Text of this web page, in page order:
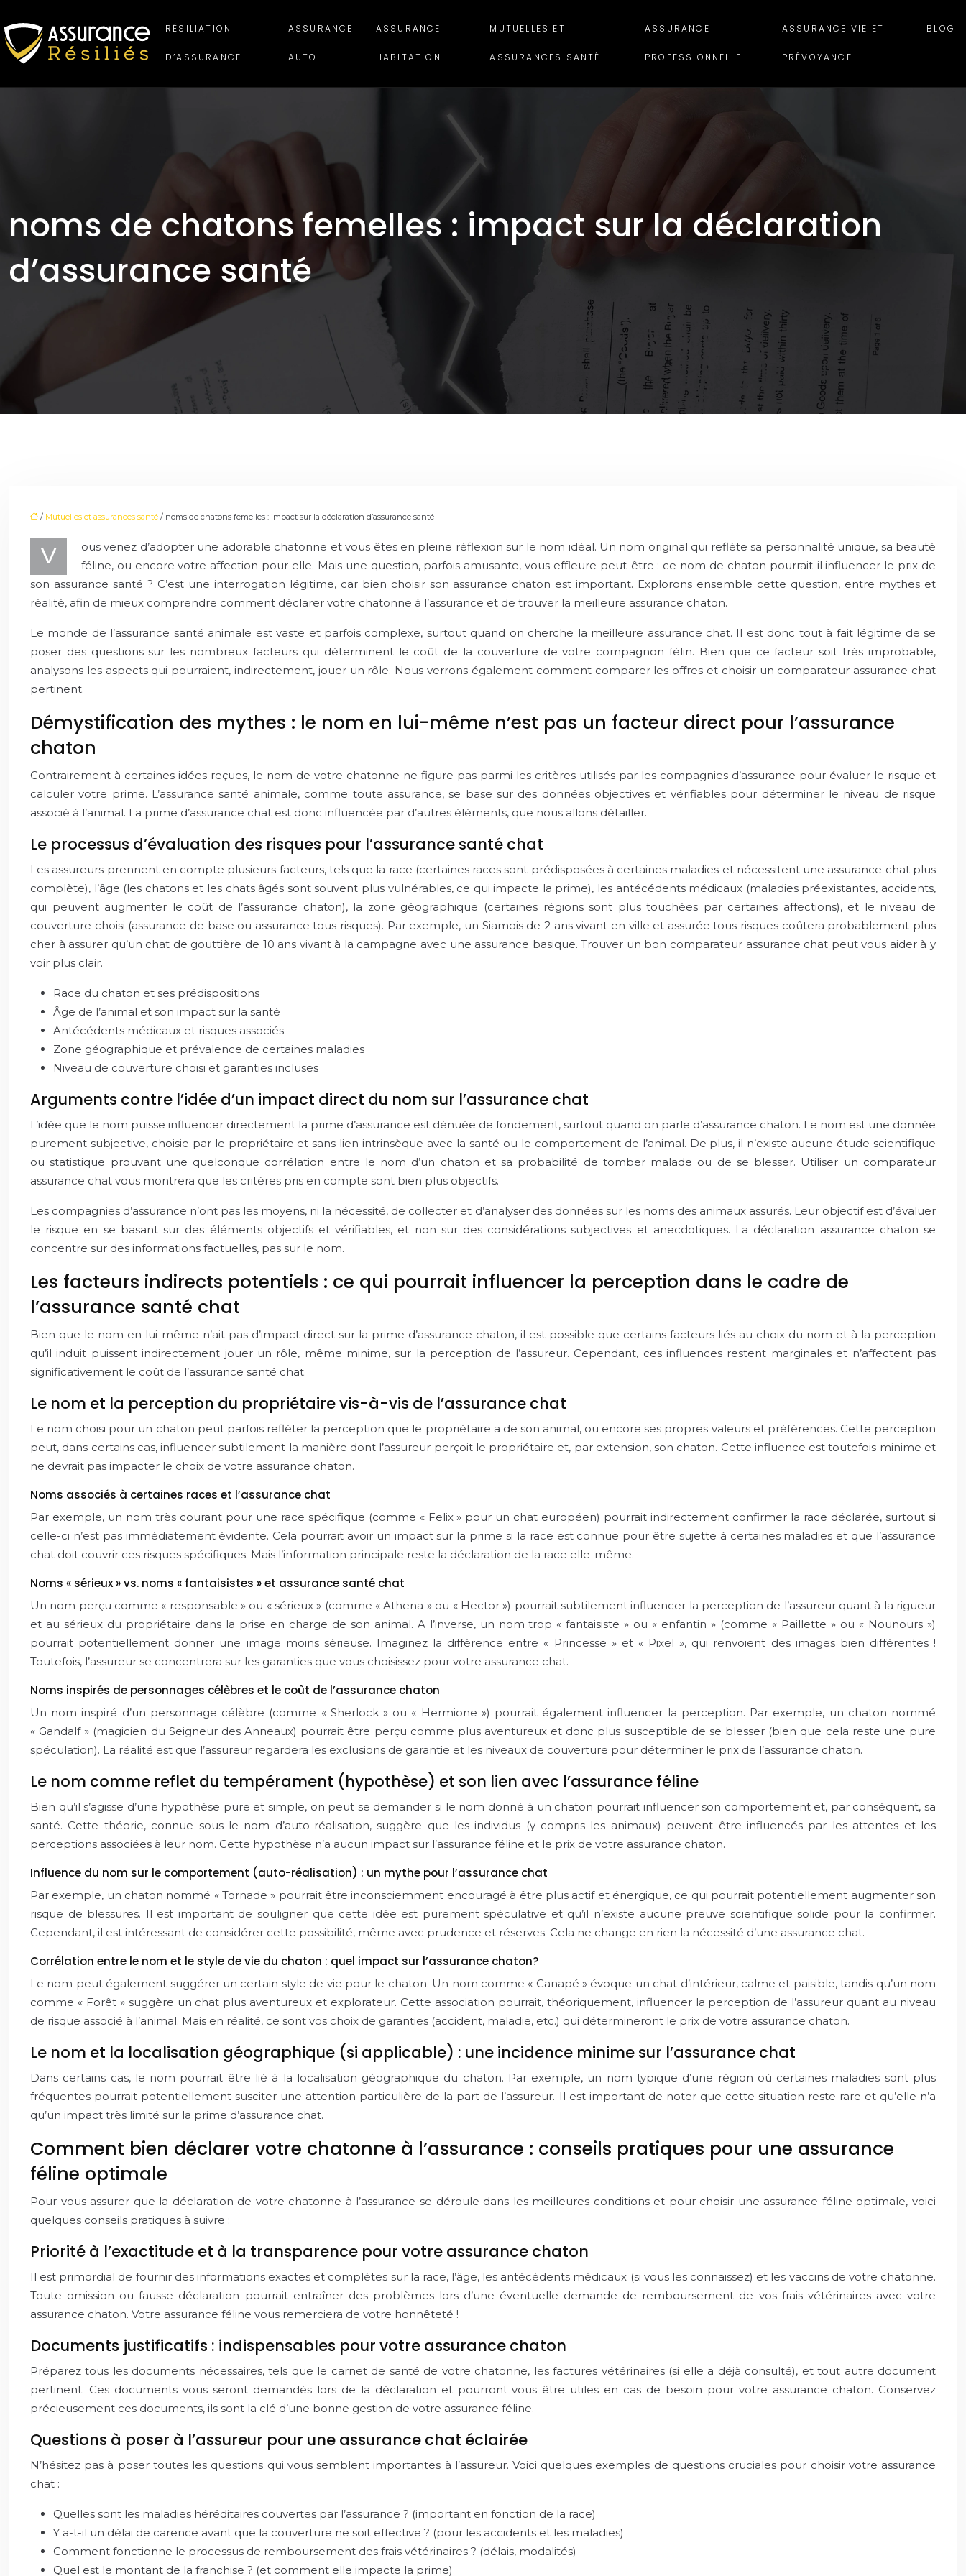
RÉSILIATION
D’ASSURANCE
ASSURANCE
AUTO
ASSURANCE
HABITATION
MUTUELLES ET
ASSURANCES SANTÉ
ASSURANCE
PROFESSIONNELLE
ASSURANCE VIE ET
PRÉVOYANCE
BLOG
noms de chatons femelles : impact sur la déclaration
d’assurance santé
/ Mutuelles et assurances santé / noms de chatons femelles : impact sur la déclaration d’assurance santé
V
ous venez d’adopter une adorable chatonne et vous êtes en pleine réflexion sur le nom idéal. Un nom original qui reflète sa personnalité unique, sa beauté
féline, ou encore votre affection pour elle. Mais une question, parfois amusante, vous effleure peut-être : ce nom de chaton pourrait-il influencer le prix de
son assurance santé ? C’est une interrogation légitime, car bien choisir son assurance chaton est important. Explorons ensemble cette question, entre mythes et
réalité, afin de mieux comprendre comment déclarer votre chatonne à l’assurance et de trouver la meilleure assurance chaton.
Le monde de l’assurance santé animale est vaste et parfois complexe, surtout quand on cherche la meilleure assurance chat. Il est donc tout à fait légitime de se
poser des questions sur les nombreux facteurs qui déterminent le coût de la couverture de votre compagnon félin. Bien que ce facteur soit très improbable,
analysons les aspects qui pourraient, indirectement, jouer un rôle. Nous verrons également comment comparer les offres et choisir un comparateur assurance chat
pertinent.
Démystification des mythes : le nom en lui-même n’est pas un facteur direct pour l’assurance
chaton
Contrairement à certaines idées reçues, le nom de votre chatonne ne figure pas parmi les critères utilisés par les compagnies d’assurance pour évaluer le risque et
calculer votre prime. L’assurance santé animale, comme toute assurance, se base sur des données objectives et vérifiables pour déterminer le niveau de risque
associé à l’animal. La prime d’assurance chat est donc influencée par d’autres éléments, que nous allons détailler.
Le processus d’évaluation des risques pour l’assurance santé chat
Les assureurs prennent en compte plusieurs facteurs, tels que la race (certaines races sont prédisposées à certaines maladies et nécessitent une assurance chat plus
complète), l’âge (les chatons et les chats âgés sont souvent plus vulnérables, ce qui impacte la prime), les antécédents médicaux (maladies préexistantes, accidents,
qui peuvent augmenter le coût de l’assurance chaton), la zone géographique (certaines régions sont plus touchées par certaines affections), et le niveau de
couverture choisi (assurance de base ou assurance tous risques). Par exemple, un Siamois de 2 ans vivant en ville et assurée tous risques coûtera probablement plus
cher à assurer qu’un chat de gouttière de 10 ans vivant à la campagne avec une assurance basique. Trouver un bon comparateur assurance chat peut vous aider à y
voir plus clair.
Race du chaton et ses prédispositions
Âge de l’animal et son impact sur la santé
Antécédents médicaux et risques associés
Zone géographique et prévalence de certaines maladies
Niveau de couverture choisi et garanties incluses
Arguments contre l’idée d’un impact direct du nom sur l’assurance chat
L’idée que le nom puisse influencer directement la prime d’assurance est dénuée de fondement, surtout quand on parle d’assurance chaton. Le nom est une donnée
purement subjective, choisie par le propriétaire et sans lien intrinsèque avec la santé ou le comportement de l’animal. De plus, il n’existe aucune étude scientifique
ou statistique prouvant une quelconque corrélation entre le nom d’un chaton et sa probabilité de tomber malade ou de se blesser. Utiliser un comparateur
assurance chat vous montrera que les critères pris en compte sont bien plus objectifs.
Les compagnies d’assurance n’ont pas les moyens, ni la nécessité, de collecter et d’analyser des données sur les noms des animaux assurés. Leur objectif est d’évaluer
le risque en se basant sur des éléments objectifs et vérifiables, et non sur des considérations subjectives et anecdotiques. La déclaration assurance chaton se
concentre sur des informations factuelles, pas sur le nom.
Les facteurs indirects potentiels : ce qui pourrait influencer la perception dans le cadre de
l’assurance santé chat
Bien que le nom en lui-même n’ait pas d’impact direct sur la prime d’assurance chaton, il est possible que certains facteurs liés au choix du nom et à la perception
qu’il induit puissent indirectement jouer un rôle, même minime, sur la perception de l’assureur. Cependant, ces influences restent marginales et n’affectent pas
significativement le coût de l’assurance santé chat.
Le nom et la perception du propriétaire vis-à-vis de l’assurance chat
Le nom choisi pour un chaton peut parfois refléter la perception que le propriétaire a de son animal, ou encore ses propres valeurs et préférences. Cette perception
peut, dans certains cas, influencer subtilement la manière dont l’assureur perçoit le propriétaire et, par extension, son chaton. Cette influence est toutefois minime et
ne devrait pas impacter le choix de votre assurance chaton.
Noms associés à certaines races et l’assurance chat
Par exemple, un nom très courant pour une race spécifique (comme « Felix » pour un chat européen) pourrait indirectement confirmer la race déclarée, surtout si
celle-ci n’est pas immédiatement évidente. Cela pourrait avoir un impact sur la prime si la race est connue pour être sujette à certaines maladies et que l’assurance
chat doit couvrir ces risques spécifiques. Mais l’information principale reste la déclaration de la race elle-même.
Noms « sérieux » vs. noms « fantaisistes » et assurance santé chat
Un nom perçu comme « responsable » ou « sérieux » (comme « Athena » ou « Hector ») pourrait subtilement influencer la perception de l’assureur quant à la rigueur
et au sérieux du propriétaire dans la prise en charge de son animal. A l’inverse, un nom trop « fantaisiste » ou « enfantin » (comme « Paillette » ou « Nounours »)
pourrait potentiellement donner une image moins sérieuse. Imaginez la différence entre « Princesse » et « Pixel », qui renvoient des images bien différentes !
Toutefois, l’assureur se concentrera sur les garanties que vous choisissez pour votre assurance chat.
Noms inspirés de personnages célèbres et le coût de l’assurance chaton
Un nom inspiré d’un personnage célèbre (comme « Sherlock » ou « Hermione ») pourrait également influencer la perception. Par exemple, un chaton nommé
« Gandalf » (magicien du Seigneur des Anneaux) pourrait être perçu comme plus aventureux et donc plus susceptible de se blesser (bien que cela reste une pure
spéculation). La réalité est que l’assureur regardera les exclusions de garantie et les niveaux de couverture pour déterminer le prix de l’assurance chaton.
Le nom comme reflet du tempérament (hypothèse) et son lien avec l’assurance féline
Bien qu’il s’agisse d’une hypothèse pure et simple, on peut se demander si le nom donné à un chaton pourrait influencer son comportement et, par conséquent, sa
santé. Cette théorie, connue sous le nom d’auto-réalisation, suggère que les individus (y compris les animaux) peuvent être influencés par les attentes et les
perceptions associées à leur nom. Cette hypothèse n’a aucun impact sur l’assurance féline et le prix de votre assurance chaton.
Influence du nom sur le comportement (auto-réalisation) : un mythe pour l’assurance chat
Par exemple, un chaton nommé « Tornade » pourrait être inconsciemment encouragé à être plus actif et énergique, ce qui pourrait potentiellement augmenter son
risque de blessures. Il est important de souligner que cette idée est purement spéculative et qu’il n’existe aucune preuve scientifique solide pour la confirmer.
Cependant, il est intéressant de considérer cette possibilité, même avec prudence et réserves. Cela ne change en rien la nécessité d’une assurance chat.
Corrélation entre le nom et le style de vie du chaton : quel impact sur l’assurance chaton?
Le nom peut également suggérer un certain style de vie pour le chaton. Un nom comme « Canapé » évoque un chat d’intérieur, calme et paisible, tandis qu’un nom
comme « Forêt » suggère un chat plus aventureux et explorateur. Cette association pourrait, théoriquement, influencer la perception de l’assureur quant au niveau
de risque associé à l’animal. Mais en réalité, ce sont vos choix de garanties (accident, maladie, etc.) qui détermineront le prix de votre assurance chaton.
Le nom et la localisation géographique (si applicable) : une incidence minime sur l’assurance chat
Dans certains cas, le nom pourrait être lié à la localisation géographique du chaton. Par exemple, un nom typique d’une région où certaines maladies sont plus
fréquentes pourrait potentiellement susciter une attention particulière de la part de l’assureur. Il est important de noter que cette situation reste rare et qu’elle n’a
qu’un impact très limité sur la prime d’assurance chat.
Comment bien déclarer votre chatonne à l’assurance : conseils pratiques pour une assurance
féline optimale
Pour vous assurer que la déclaration de votre chatonne à l’assurance se déroule dans les meilleures conditions et pour choisir une assurance féline optimale, voici
quelques conseils pratiques à suivre :
Priorité à l’exactitude et à la transparence pour votre assurance chaton
Il est primordial de fournir des informations exactes et complètes sur la race, l’âge, les antécédents médicaux (si vous les connaissez) et les vaccins de votre chatonne.
Toute omission ou fausse déclaration pourrait entraîner des problèmes lors d’une éventuelle demande de remboursement de vos frais vétérinaires avec votre
assurance chaton. Votre assurance féline vous remerciera de votre honnêteté !
Documents justificatifs : indispensables pour votre assurance chaton
Préparez tous les documents nécessaires, tels que le carnet de santé de votre chatonne, les factures vétérinaires (si elle a déjà consulté), et tout autre document
pertinent. Ces documents vous seront demandés lors de la déclaration et pourront vous être utiles en cas de besoin pour votre assurance chaton. Conservez
précieusement ces documents, ils sont la clé d’une bonne gestion de votre assurance féline.
Questions à poser à l’assureur pour une assurance chat éclairée
N’hésitez pas à poser toutes les questions qui vous semblent importantes à l’assureur. Voici quelques exemples de questions cruciales pour choisir votre assurance
chat :
Quelles sont les maladies héréditaires couvertes par l’assurance ? (important en fonction de la race)
Y a-t-il un délai de carence avant que la couverture ne soit effective ? (pour les accidents et les maladies)
Comment fonctionne le processus de remboursement des frais vétérinaires ? (délais, modalités)
Quel est le montant de la franchise ? (et comment elle impacte la prime)